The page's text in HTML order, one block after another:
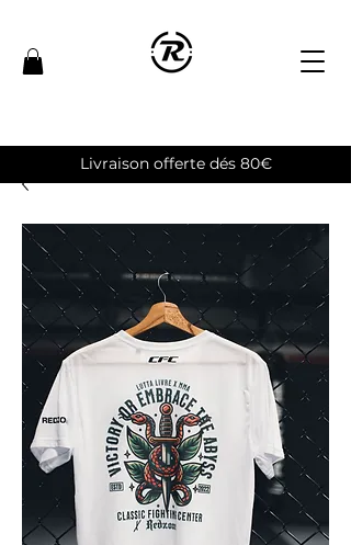
Livraison offerte dés 80€